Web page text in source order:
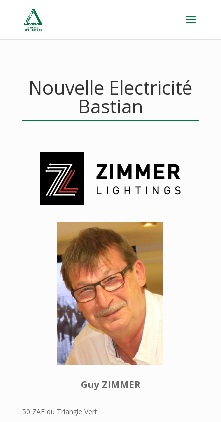
Nouvelle Electricité
Bastian
Guy ZIMMER
50 ZAE du Triangle Vert